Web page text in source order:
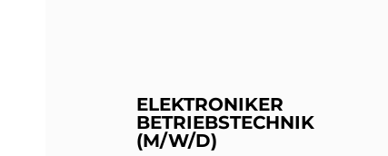
ELEKTRONIKER
BETRIEBSTECHNIK
(M/W/D)